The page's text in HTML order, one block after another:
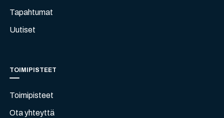
Tapahtumat
Uutiset
TOIMIPISTEET
Toimipisteet
Ota yhteyttä